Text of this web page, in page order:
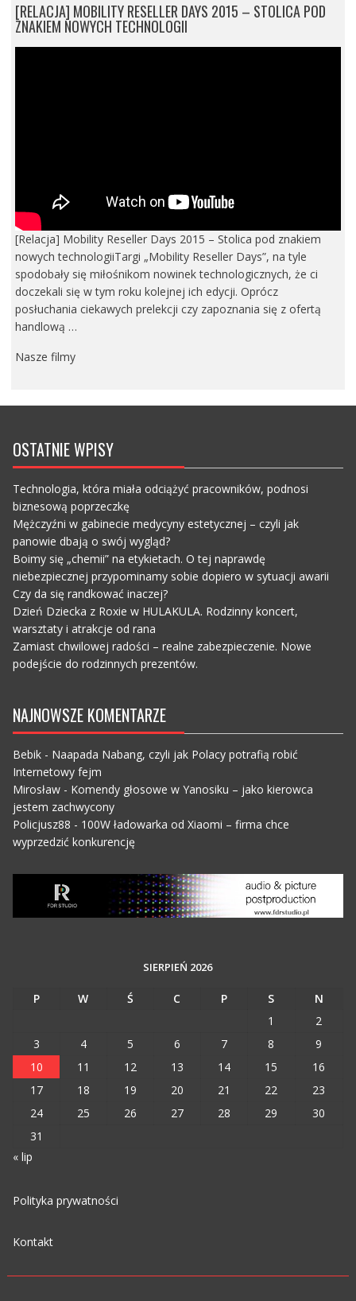
[RELACJA] MOBILITY RESELLER DAYS 2015 – STOLICA POD
ZNAKIEM NOWYCH TECHNOLOGII
[Relacja] Mobility Reseller Days 2015 – Stolica pod znakiem
nowych technologiiTargi „Mobility Reseller Days”, na tyle
spodobały się miłośnikom nowinek technologicznych, że ci
doczekali się w tym roku kolejnej ich edycji. Oprócz
posłuchania ciekawych prelekcji czy zapoznania się z ofertą
handlową …
Nasze filmy
OSTATNIE WPISY
Technologia, która miała odciążyć pracowników, podnosi
biznesową poprzeczkę
Mężczyźni w gabinecie medycyny estetycznej – czyli jak
panowie dbają o swój wygląd?
Boimy się „chemii” na etykietach. O tej naprawdę
niebezpiecznej przypominamy sobie dopiero w sytuacji awarii
Czy da się randkować inaczej?
Dzień Dziecka z Roxie w HULAKULA. Rodzinny koncert,
warsztaty i atrakcje od rana
Zamiast chwilowej radości – realne zabezpieczenie. Nowe
podejście do rodzinnych prezentów.
NAJNOWSZE KOMENTARZE
Bebik- Naapada Nabang, czyli jak Polacy potrafią robić
Internetowy fejm
Mirosław- Komendy głosowe w Yanosiku – jako kierowca
jestem zachwycony
Policjusz88 - 100W ładowarka od Xiaomi – firma chce
wyprzedzić konkurencję
SIERPIEŃ 2026
P W Ś C P S
N
1
2
3
4 5 6 7 8
9
10
11 12 13 14 15
16
17
18 19 20 21 22
23
24
25 26 27 28 29
30
31
« lip
Polityka prywatności
Kontakt